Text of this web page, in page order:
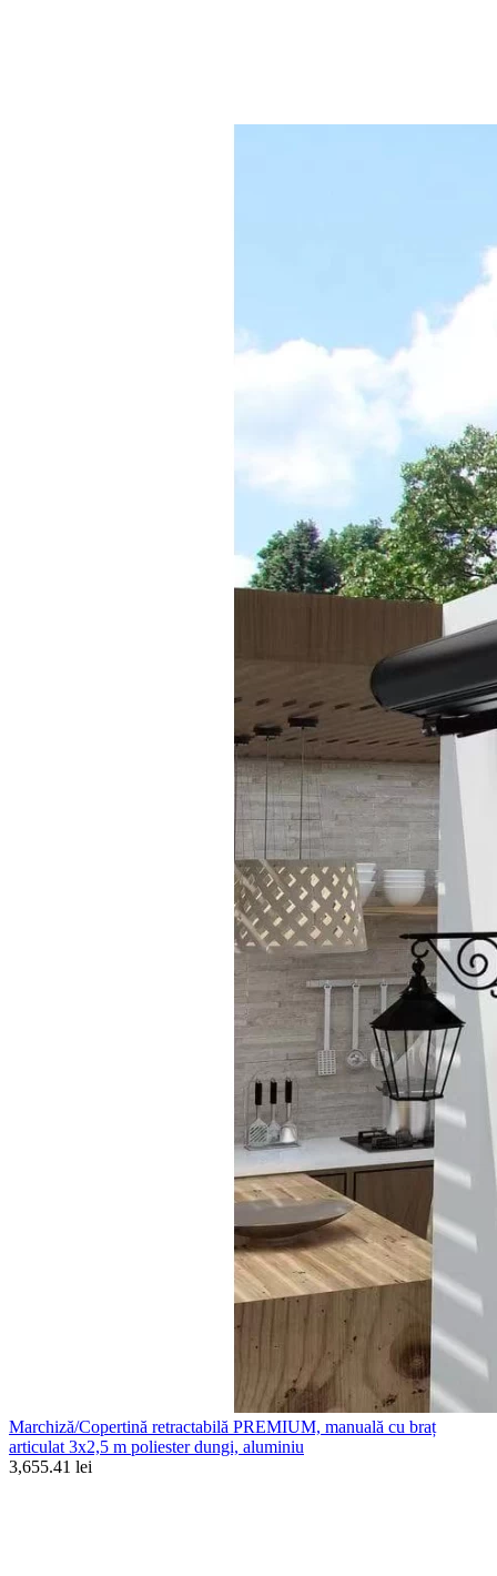
Marchiză/Copertină retractabilă PREMIUM, manuală cu braț
articulat 3x2,5 m poliester dungi, aluminiu
3,655.41 lei